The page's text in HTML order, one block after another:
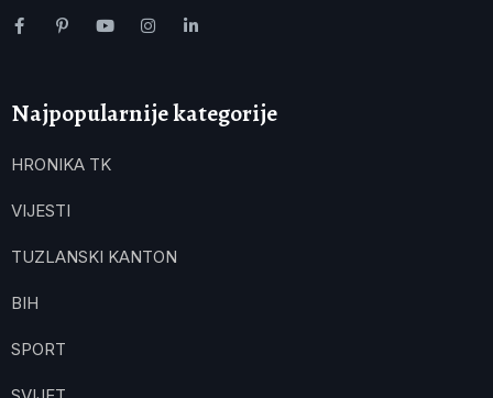
Najpopularnije kategorije
HRONIKA TK
VIJESTI
TUZLANSKI KANTON
BIH
SPORT